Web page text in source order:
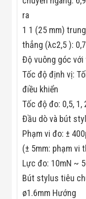
ra
1 1 (25 mm)
thẳng (λc2,5 ):
Độ vuông góc với
Tốc độ định vị:
điều khiển
Tốc độ đo: 0,5, 1,
Đầu dò và bút
Phạm vi đo: ±
(± 5mm: phạm vi
Lực đo: 10mN ~
Bút stylus tiêu
ø1.6mm Hướng